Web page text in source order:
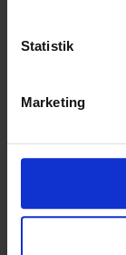
dens
Vi bruger
at analysere
din brug af
Statistik
Marketing
Vision bord
Vision High/